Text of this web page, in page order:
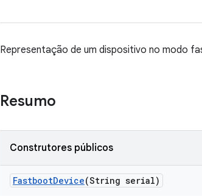
Representação de um dispositivo no modo
Resumo
Construtores públicos
FastbootDevice(String serial)